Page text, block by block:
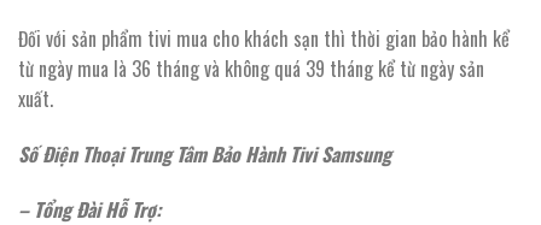
Đối với sản phẩm tivi mua cho khách sạn thì thời gian bảo hành kể
từ ngày mua là 36 tháng và không quá 39 tháng kể từ ngày sản
xuất.
Số Điện Thoại Trung Tâm Bảo Hành Tivi Samsung
– Tổng Đài Hỗ Trợ: